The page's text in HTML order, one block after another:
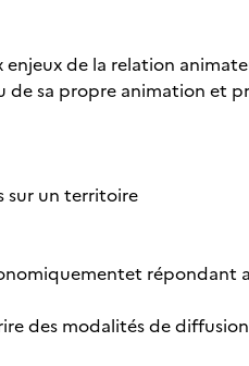
de la relation
de sa propre animation et
sur un territoire
répondant
des modalités de